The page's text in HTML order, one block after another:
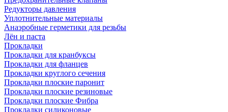
Редукторы давления
Уплотнительные материалы
Анаэробные герметики для резьбы
Лён и паста
Прокладки
Прокладки для кранбуксы
Прокладки для фланцев
Прокладки круглого сечения
Прокладки плоские паронит
Прокладки плоские резиновые
Прокладки плоские Фибра
Прокладки силиконовые